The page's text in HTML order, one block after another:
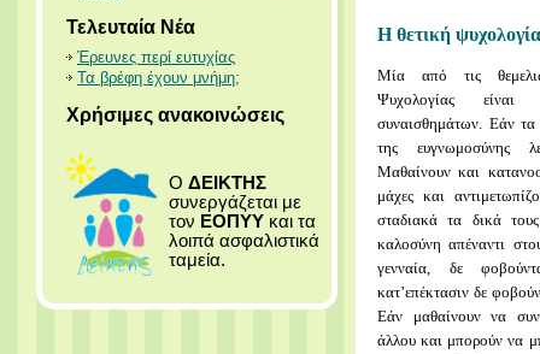
Τελευταία Νέα
Έρευνες περί ευτυχίας
Τα βρέφη έχουν μνήμη;
Χρήσιμες ανακοινώσεις
Ο ΔΕΙΚΤΗΣ
συνεργάζεται με
τον ΕΟΠΥΥ και τα
λοιπά ασφαλιστικά
ταμεία.
Η θετική
Μία από τις
Ψυχολογίας
συναισθημάτων. Εάν τα
της ευγνωμοσύνης
Μαθαίνουν και
μάχες και
σταδιακά τα δικά τους
καλοσύνη απέναντι
γενναία, δε
κατ’επέκτασιν δε
Εάν μαθαίνουν να
άλλου και μπορούν να